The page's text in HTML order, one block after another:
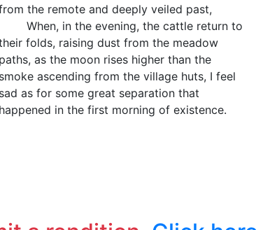
the remote and deeply veiled past,
When, in the evening, the cattle return to
folds, raising dust from the meadow
paths, as the moon rises higher than the
smoke ascending from the village huts, I feel
sad as for some great separation that
happened in the first morning of existence.